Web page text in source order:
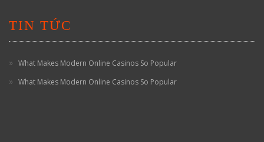
TIN TỨC
What Makes Modern Online Casinos So Popular
What Makes Modern Online Casinos So Popular